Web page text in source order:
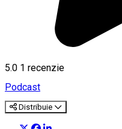
5.0 1 recenzie
Podcast
Distribuie